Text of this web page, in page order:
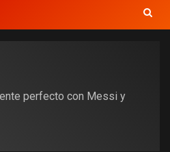
perfecto con Messi y